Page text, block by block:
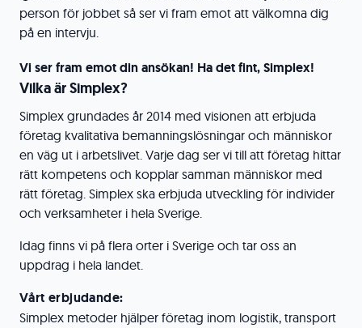
person för jobbet så ser vi fram emot att välkomna dig
på en intervju.
Vi ser fram emot din ansökan! Ha det fint, Simplex!
Vilka är Simplex?
Simplex grundades år 2014 med visionen att erbjuda
företag kvalitativa bemanningslösningar och människor
en väg ut i arbetslivet. Varje dag ser vi till att företag hittar
rätt kompetens och kopplar samman människor med
rätt företag. Simplex ska erbjuda utveckling för individer
och verksamheter i hela Sverige.
Idag finns vi på flera orter i Sverige och tar oss an
uppdrag i hela landet.
Vårt erbjudande:
Simplex metoder hjälper företag inom logistik, transport